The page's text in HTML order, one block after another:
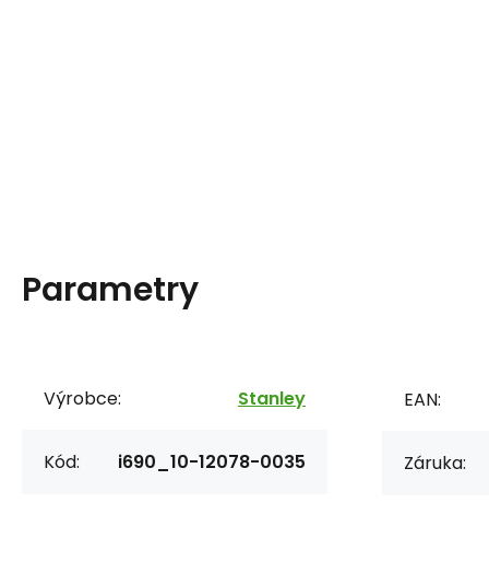
Parametry
Výrobce: Stanley
Kód: i690_10-12078-0035
EAN:
Záruka: